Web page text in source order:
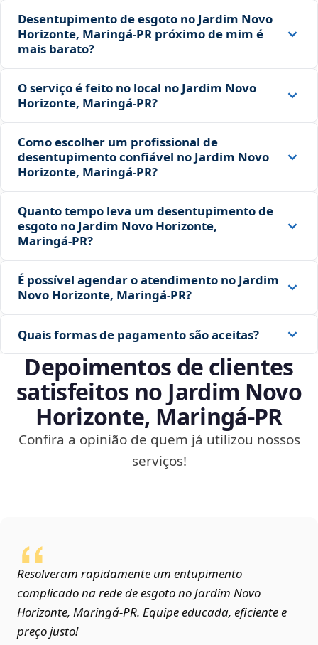
Desentupimento de esgoto no Jardim Novo
Horizonte, Maringá‑PR próximo de mim é
mais barato?
O serviço é feito no local no Jardim Novo
Horizonte, Maringá‑PR?
Como escolher um profissional de
desentupimento confiável no Jardim Novo
Horizonte, Maringá‑PR?
Quanto tempo leva um desentupimento de
esgoto no Jardim Novo Horizonte,
Maringá‑PR?
É possível agendar o atendimento no Jardim
Novo Horizonte, Maringá‑PR?
Quais formas de pagamento são aceitas?
Depoimentos de clientes
satisfeitos no Jardim Novo
Horizonte, Maringá‑PR
Confira a opinião de quem já utilizou nossos
serviços!
Resolveram rapidamente um entupimento
complicado na rede de esgoto no Jardim Novo
Horizonte, Maringá‑PR. Equipe educada, eficiente e
preço justo!